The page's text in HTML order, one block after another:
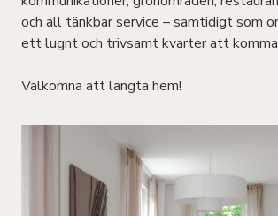
och all tänkbar service – samtidigt som
ett lugnt och trivsamt kvarter att
Välkomna att längta hem!